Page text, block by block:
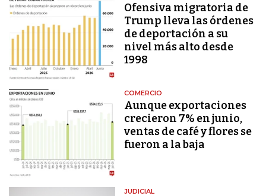
Ofensiva migratoria de
Trump lleva las órdenes
de deportación a su
nivel más alto desde
1998
COMERCIO
Aunque exportaciones
crecieron 7% en junio,
ventas de café y flores se
fueron a la baja
JUDICIAL